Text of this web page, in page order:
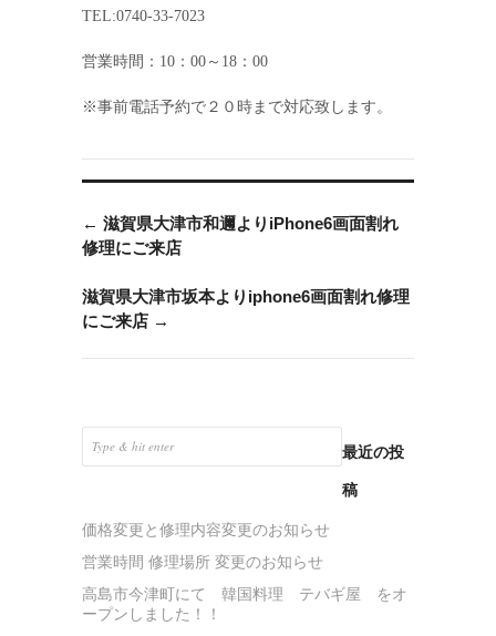
TEL:0740-33-7023
営業時間：10：00～18：00
※事前電話予約で２０時まで対応致します。
← 滋賀県大津市和邇よりiPhone6画面割れ
修理にご来店
滋賀県大津市坂本よりiphone6画面割れ修理
にご来店 →
最近の投
稿
価格変更と修理内容変更のお知らせ
営業時間 修理場所 変更のお知らせ
高島市今津町にて 韓国料理 テバギ屋 をオ
ープンしました！！